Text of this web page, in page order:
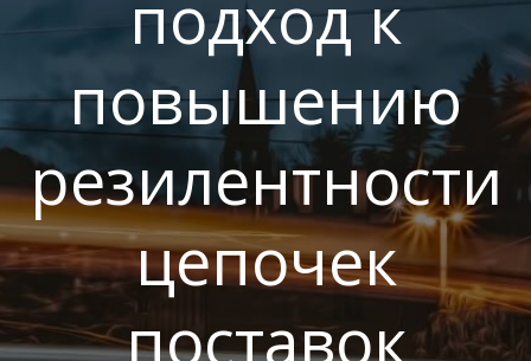
подход к
повышению
резилентности
цепочек
поставок